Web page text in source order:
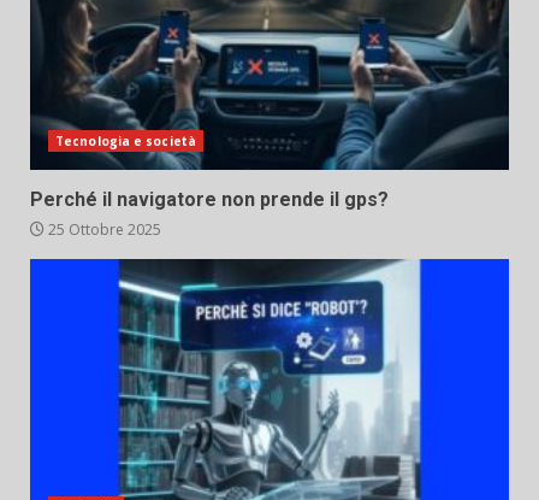
Tecnologia e società
Perché il navigatore non prende il gps?
25 Ottobre 2025